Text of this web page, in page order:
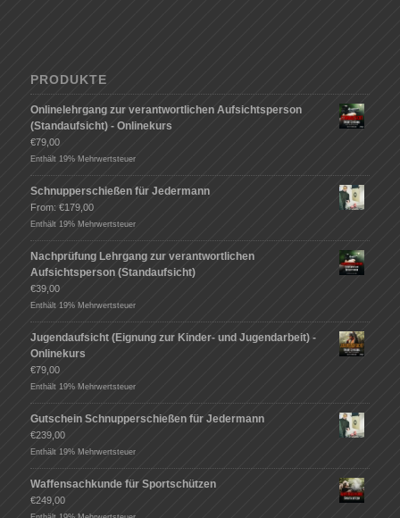
PRODUKTE
Onlinelehrgang zur verantwortlichen Aufsichtsperson
(Standaufsicht) - Onlinekurs
€79,00
Enthält 19% Mehrwertsteuer
Schnupperschießen für Jedermann
From: €179,00
Enthält 19% Mehrwertsteuer
Nachprüfung Lehrgang zur verantwortlichen
Aufsichtsperson (Standaufsicht)
€39,00
Enthält 19% Mehrwertsteuer
Jugendaufsicht (Eignung zur Kinder- und Jugendarbeit) -
Onlinekurs
€79,00
Enthält 19% Mehrwertsteuer
Gutschein Schnupperschießen für Jedermann
€239,00
Enthält 19% Mehrwertsteuer
Waffensachkunde für Sportschützen
€249,00